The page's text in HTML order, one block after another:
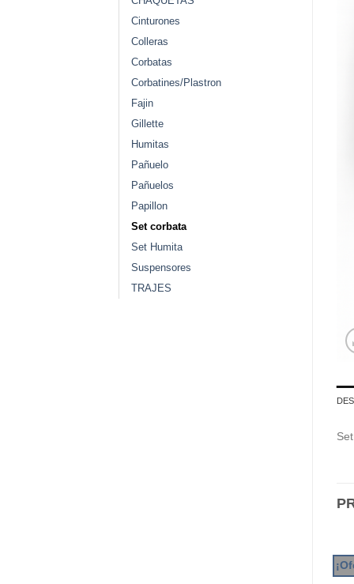
Cinturones
Colleras
Corbatas
Corbatines/Plastron
Fajin
Gillette
Humitas
Pañuelo
Pañuelos
Papillon
Set corbata
Set Humita
Suspensores
TRAJES